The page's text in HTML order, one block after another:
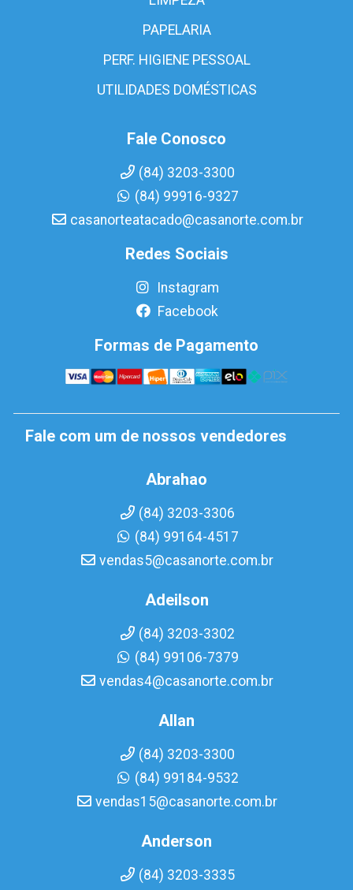
PAPELARIA
PERF. HIGIENE PESSOAL
UTILIDADES DOMÉSTICAS
Fale Conosco
(84) 3203-3300
(84) 99916-9327
casanorteatacado@casanorte.com.br
Redes Sociais
Instagram
Facebook
Formas de Pagamento
Fale com um de nossos vendedores
Abrahao
(84) 3203-3306
(84) 99164-4517
vendas5@casanorte.com.br
Adeilson
(84) 3203-3302
(84) 99106-7379
vendas4@casanorte.com.br
Allan
(84) 3203-3300
(84) 99184-9532
vendas15@casanorte.com.br
Anderson
(84) 3203-3335